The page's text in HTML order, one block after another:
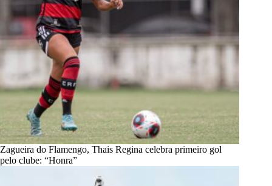
Zagueira do Flamengo, Thais Regina celebra primeiro gol
pelo clube: “Honra”